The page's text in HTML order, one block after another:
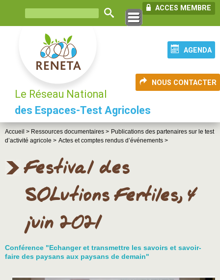
ACCES MEMBRE
AGENDA
NOUS CONTACTER
Le Réseau National
des Espaces-Test Agricoles
Accueil > Ressources documentaires > Publications des partenaires sur le test
d’activité agricole > Actes et comptes rendus d’événements >
Festival des
SOLutions Fertiles, 4
juin 2021
Conférence "Echanger et transmettre les savoirs et savoir-
faire des paysans aux paysans de demain"